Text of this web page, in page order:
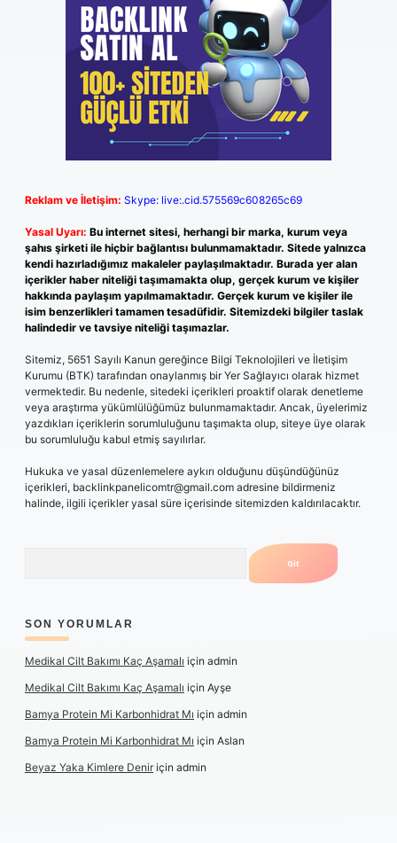
Reklam ve İletişim: Skype: live:.cid.575569c608265c69
Yasal Uyarı: Bu internet sitesi, herhangi bir marka, kurum veya
şahıs şirketi ile hiçbir bağlantısı bulunmamaktadır. Sitede yalnızca
kendi hazırladığımız makaleler paylaşılmaktadır. Burada yer alan
içerikler haber niteliği taşımamakta olup, gerçek kurum ve kişiler
hakkında paylaşım yapılmamaktadır. Gerçek kurum ve kişiler ile
isim benzerlikleri tamamen tesadüfidir. Sitemizdeki bilgiler taslak
halindedir ve tavsiye niteliği taşımazlar.
Sitemiz, 5651 Sayılı Kanun gereğince Bilgi Teknolojileri ve İletişim
Kurumu (BTK) tarafından onaylanmış bir Yer Sağlayıcı olarak hizmet
vermektedir. Bu nedenle, sitedeki içerikleri proaktif olarak denetleme
veya araştırma yükümlülüğümüz bulunmamaktadır. Ancak, üyelerimiz
yazdıkları içeriklerin sorumluluğunu taşımakta olup, siteye üye olarak
bu sorumluluğu kabul etmiş sayılırlar.
Hukuka ve yasal düzenlemelere aykırı olduğunu düşündüğünüz
içerikleri, backlinkpanelicomtr@gmail.com adresine bildirmeniz
halinde, ilgili içerikler yasal süre içerisinde sitemizden kaldırılacaktır.
SON YORUMLAR
Medikal Cilt Bakımı Kaç Aşamalı için admin
Medikal Cilt Bakımı Kaç Aşamalı için Ayşe
Bamya Protein Mi Karbonhidrat Mı için admin
Bamya Protein Mi Karbonhidrat Mı için Aslan
Beyaz Yaka Kimlere Deniriçin admin